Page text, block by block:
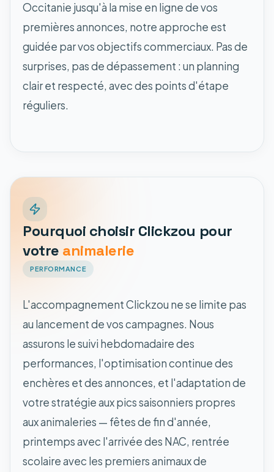
Occitanie jusqu'à la mise en ligne de vos
premières annonces, notre approche est
guidée par vos objectifs commerciaux. Pas de
surprises, pas de dépassement : un planning
clair et respecté, avec des points d'étape
réguliers.
Pourquoi choisir Clickzou pour
votre animalerie
PERFORMANCE
L'accompagnement Clickzou ne se limite pas
au lancement de vos campagnes. Nous
assurons le suivi hebdomadaire des
performances, l'optimisation continue des
enchères et des annonces, et l'adaptation de
votre stratégie aux pics saisonniers propres
aux animaleries — fêtes de fin d'année,
printemps avec l'arrivée des NAC, rentrée
scolaire avec les premiers animaux de